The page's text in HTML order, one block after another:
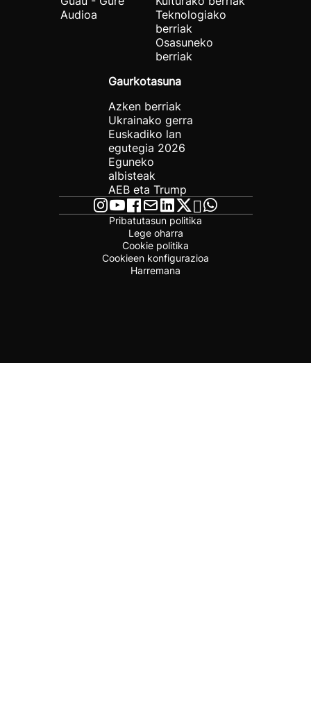
Audioa
Teknologiako
berriak
Osasuneko
berriak
Gaurkotasuna
Azken berriak
Ukrainako gerra
Euskadiko lan
egutegia 2026
Eguneko
albisteak
AEB eta Trump
Pribatutasun politika
Lege oharra
Cookie politika
Cookieen konfigurazioa
Harremana